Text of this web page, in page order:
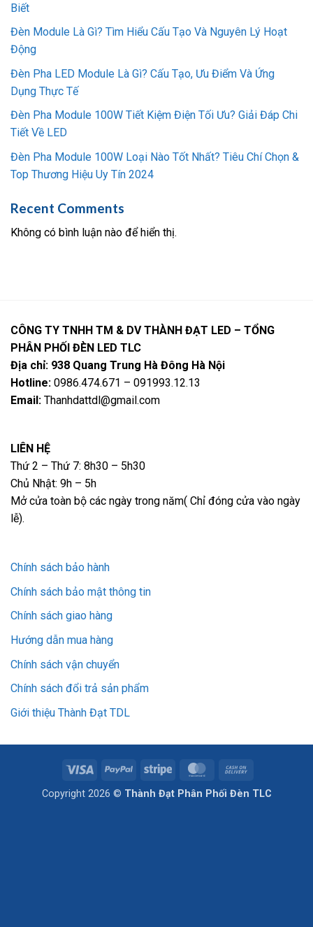
Biết
Đèn Module Là Gì? Tìm Hiểu Cấu Tạo Và Nguyên Lý Hoạt
Động
Đèn Pha LED Module Là Gì? Cấu Tạo, Ưu Điểm Và Ứng
Dụng Thực Tế
Đèn Pha Module 100W Tiết Kiệm Điện Tối Ưu? Giải Đáp Chi
Tiết Về LED
Đèn Pha Module 100W Loại Nào Tốt Nhất? Tiêu Chí Chọn &
Top Thương Hiệu Uy Tín 2024
Recent Comments
Không có bình luận nào để hiển thị.
CÔNG TY TNHH TM & DV THÀNH ĐẠT LED – TỔNG
PHÂN PHỐI ĐÈN LED TLC
Địa chỉ: 938 Quang Trung Hà Đông Hà Nội
Hotline: 0986.474.671 – 091993.12.13
Email: Thanhdattdl@gmail.com
LIÊN HỆ
Thứ 2 – Thứ 7: 8h30 – 5h30
Chủ Nhật: 9h – 5h
Mở cửa toàn bộ các ngày trong năm( Chỉ đóng cửa vào ngày
lễ).
Chính sách bảo hành
Chính sách bảo mật thông tin
Chính sách giao hàng
Hướng dẫn mua hàng
Chính sách vận chuyển
Chính sách đổi trả sản phẩm
Giới thiệu Thành Đạt TDL
Visa PayPal Stripe MasterCard
Delivery
Copyright 2026 © Thành Đạt Phân Phối Đèn TLC